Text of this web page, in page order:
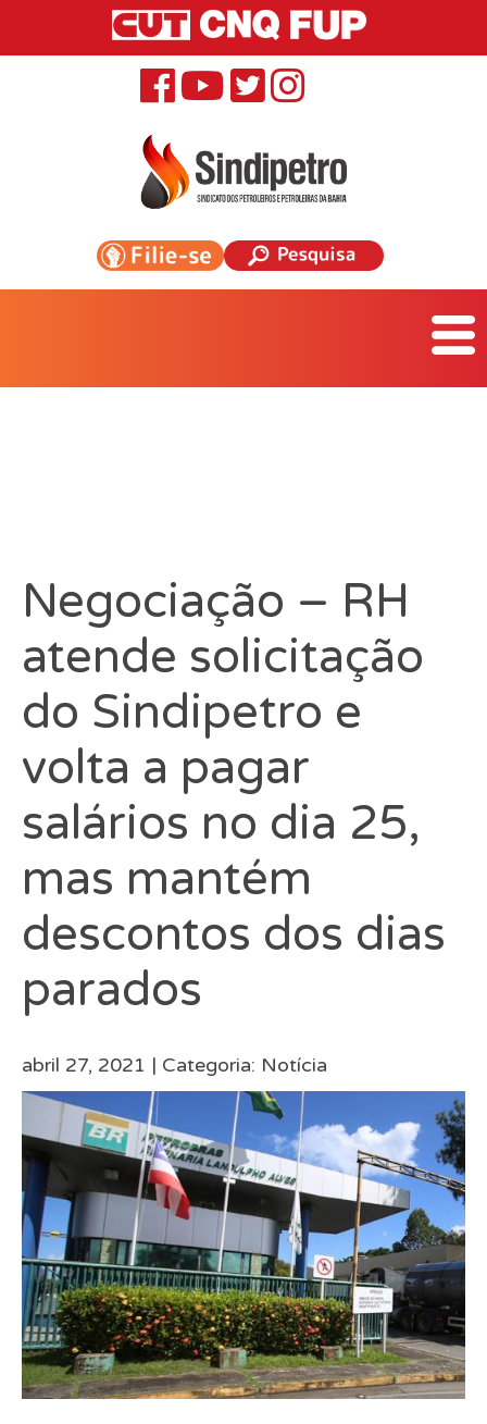
Negociação – RH
atende solicitação
do Sindipetro e
volta a pagar
salários no dia 25,
mas mantém
descontos dos dias
parados
abril 27, 2021 | Categoria: Notícia